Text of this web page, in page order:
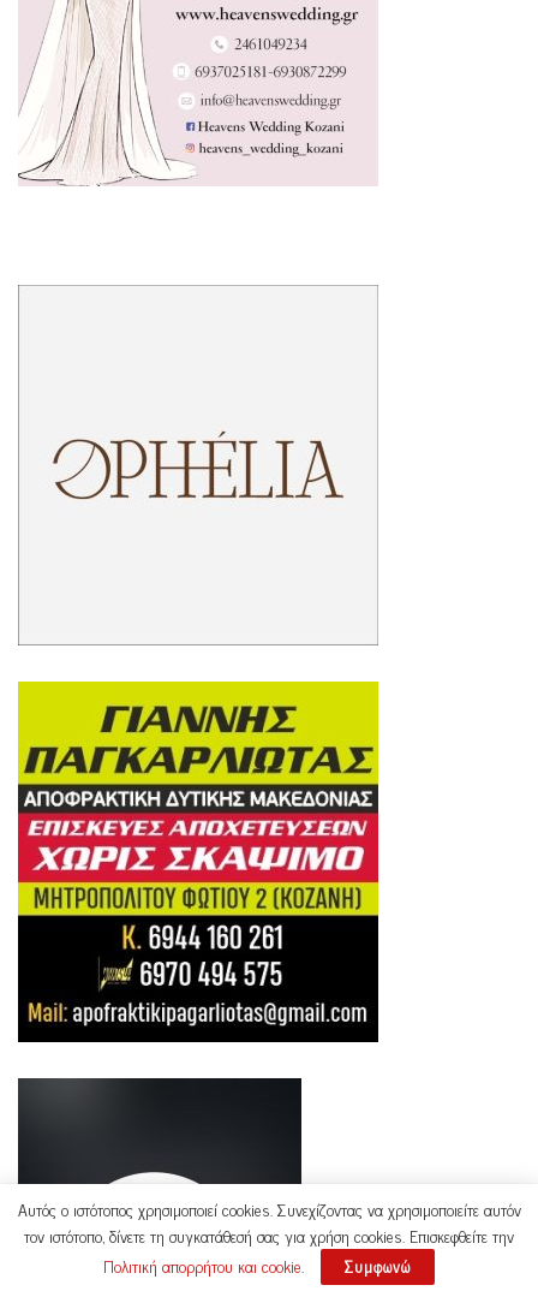
Αυτός ο ιστότοπος χρησιμοποιεί cookies. Συνεχίζοντας να χρησιμοποιείτε αυτόν
τον ιστότοπο, δίνετε τη συγκατάθεσή σας για χρήση cookies. Επισκεφθείτε την
Πολιτική απορρήτου και cookie. Συμφωνώ